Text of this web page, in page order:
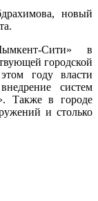
новый
Сити» в
городской
году власти
систем
Также в городе
и столько